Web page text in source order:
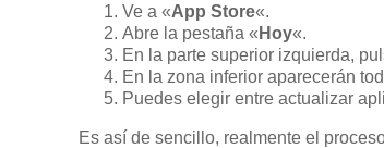
Ve a «App Store«.
Abre la pestaña « Hoy«.
En la parte superior izquierda,
En la zona inferior aparecerán
Puedes elegir entre actualizar
Es así de sencillo, realmente el